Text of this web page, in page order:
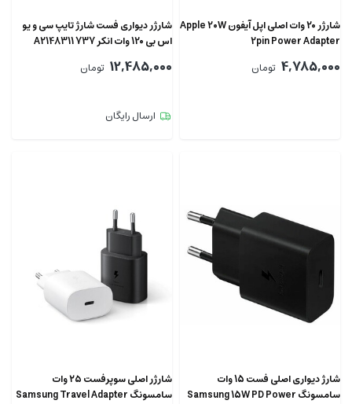
شارژر 20 وات اصلی اپل آیفون Apple 20W
2pin Power Adapter
4,785,000 تومان
شارژر دیواری فست شارژ تایپ سی و یو
اس بی 120 وات انکر 737 A2148311
12,485,000 تومان
ارسال رایگان
شارژ دیواری اصلی فست 15 وات
سامسونگ Samsung 15W PD Power
شارژر اصلی سوپرفست ۲۵ وات
سامسونگ Samsung Travel Adapter